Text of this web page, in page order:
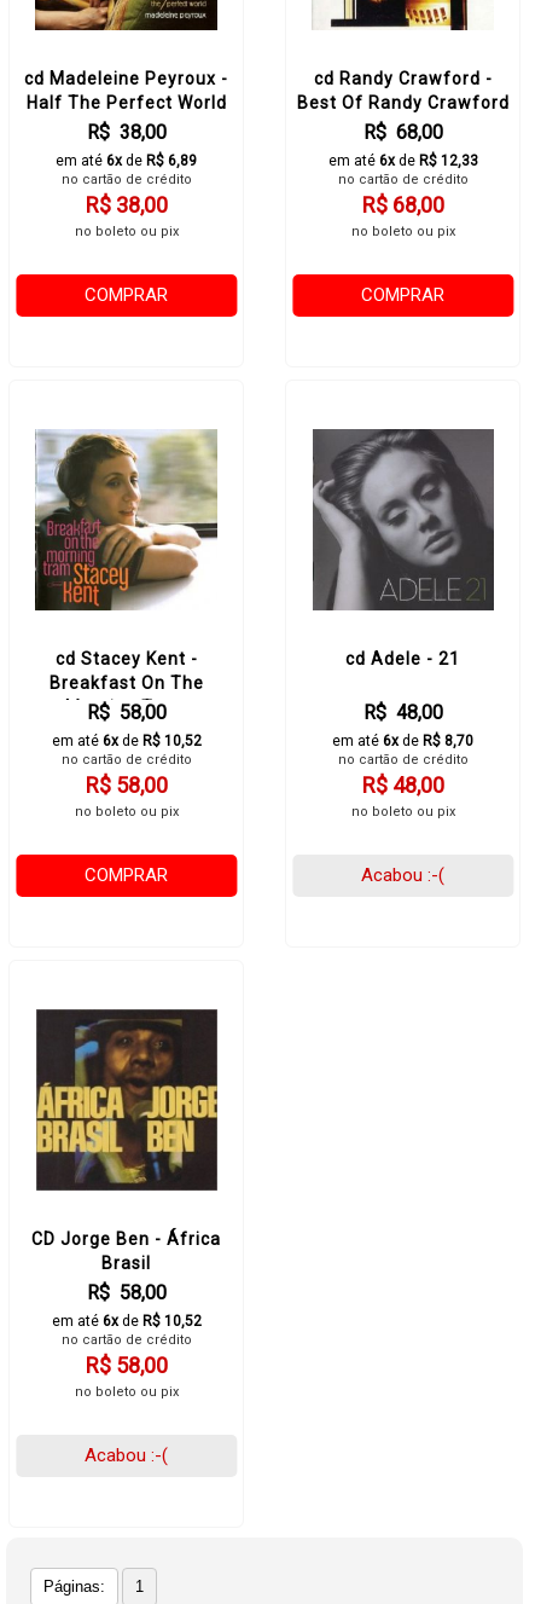
cd Madeleine Peyroux -
Half The Perfect World
R$ 38,00
em até 6xde R$ 6,89
no cartão de crédito
R$ 38,00
no boleto ou pix
COMPRAR
cd Randy Crawford -
Best Of Randy Crawford
R$ 68,00
em até 6xde R$ 12,33
no cartão de crédito
R$ 68,00
no boleto ou pix
COMPRAR
cd Stacey Kent -
Breakfast On The
Morning Tram
R$ 58,00
em até 6xde R$ 10,52
no cartão de crédito
R$ 58,00
no boleto ou pix
COMPRAR
cd Adele - 21
R$ 48,00
em até 6xde R$ 8,70
no cartão de crédito
R$ 48,00
no boleto ou pix
Acabou :-(
CD Jorge Ben - África
Brasil
R$ 58,00
em até 6xde R$ 10,52
no cartão de crédito
R$ 58,00
no boleto ou pix
Acabou :-(
Páginas: 1